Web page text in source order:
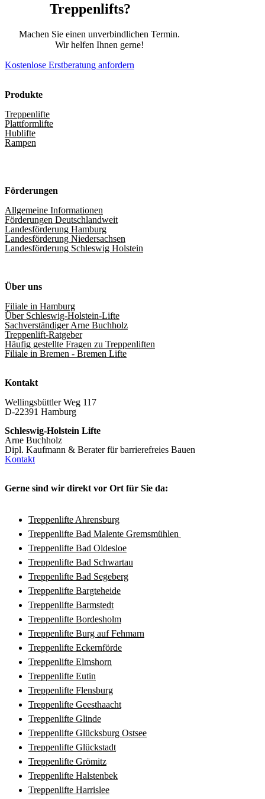
Treppenlifts?
Machen Sie einen unverbindlichen Termin.
Wir helfen Ihnen gerne!
Kostenlose Erstberatung anfordern
Produkte
Treppenlifte
Plattformlifte
Hublifte
Rampen
Förderungen
Allgemeine Informationen
Förderungen Deutschlandweit
Landesförderung Hamburg
Landesförderung Niedersachsen
Landesförderung Schleswig Holstein
Über uns
Filiale in Hamburg
Über Schleswig-Holstein-Lifte
Sachverständiger Arne Buchholz
Treppenlift-Ratgeber
Häufig gestellte Fragen zu Treppenliften
Filiale in Bremen - Bremen Lifte
Kontakt
Wellingsbüttler Weg 117
D-22391 Hamburg
Schleswig-Holstein Lifte
Arne Buchholz
Dipl. Kaufmann & Berater für barrierefreies Bauen
Kontakt
Gerne sind wir direkt vor Ort für Sie da:
Treppenlifte Ahrensburg
Treppenlifte Bad Malente Gremsmühlen
Treppenlifte Bad Oldesloe
Treppenlifte Bad Schwartau
Treppenlifte Bad Segeberg
Treppenlifte Bargteheide
Treppenlifte Barmstedt
Treppenlifte Bordesholm
Treppenlifte Burg auf Fehmarn
Treppenlifte Eckernförde
Treppenlifte Elmshorn
Treppenlifte Eutin
Treppenlifte Flensburg
Treppenlifte Geesthaacht
Treppenlifte Glinde
Treppenlifte Glücksburg Ostsee
Treppenlifte Glückstadt
Treppenlifte Grömitz
Treppenlifte Halstenbek
Treppenlifte Harrislee